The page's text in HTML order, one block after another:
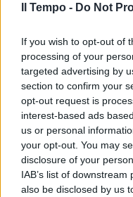
Il Tempo - Do Not
If you wish to opt-out of
processing of your
targeted advertising by
section to confirm your
opt-out request is
interest-based ads
us or personal
your opt-out. You may
disclosure of your
IAB’s list of
also be disclosed by us